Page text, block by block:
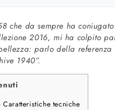
che da sempre ha
2016, mi ha colpito
parlo della referenza
1940”.
tecniche